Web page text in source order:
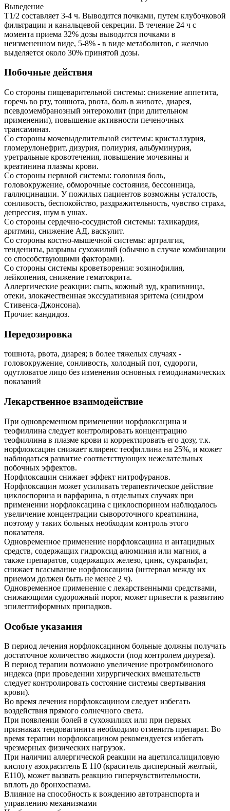
Выведение
T1/2 составляет 3-4 ч. Выводится почками, путем клубочковой
фильтрации и канальцевой секреции. В течение 24 ч с
момента приема 32% дозы выводится почками в
неизмененном виде, 5-8% - в виде метаболитов, с желчью
выделяется около 30% принятой дозы.
Побочные действия
Со стороны пищеварительной системы: снижение аппетита,
горечь во рту, тошнота, рвота, боль в животе, диарея,
псевдомембранозный энтероколит (при длительном
применении), повышение активности печеночных
трансаминаз.
Со стороны мочевыделительной системы: кристаллурия,
гломерулонефрит, дизурия, полиурия, альбуминурия,
уретральные кровотечения, повышение мочевины и
креатинина плазмы крови.
Со стороны нервной системы: головная боль,
головокружение, обморочные состояния, бессонница,
галлюцинации. У пожилых пациентов возможны усталость,
сонливость, беспокойство, раздражительность, чувство страха,
депрессия, шум в ушах.
Со стороны сердечно-сосудистой системы: тахикардия,
аритмии, снижение АД, васкулит.
Со стороны костно-мышечной системы: артралгия,
тендениты, разрывы сухожилий (обычно в случае комбинации
со способствующими факторами).
Со стороны системы кроветворения: эозинофилия,
лейкопения, снижение гематокрита.
Аллергические реакции: сыпь, кожный зуд, крапивница,
отеки, злокачественная экссудативная эритема (синдром
Стивенса-Джонсона).
Прочие: кандидоз.
Передозировка
тошнота, рвота, диарея; в более тяжелых случаях -
головокружение, сонливость, холодный пот, судороги,
одутловатое лицо без изменения основных гемодинамических
показаний
Лекарственное взаимодействие
При одновременном применении норфлоксацина и
теофиллина следует контролировать концентрацию
теофиллина в плазме крови и корректировать его дозу, т.к.
норфлоксацин снижает клиренс теофиллина на 25%, и может
наблюдаться развитие соответствующих нежелательных
побочных эффектов.
Норфлоксацин снижает эффект нитрофуранов.
Норфлоксацин может усиливать терапевтическое действие
циклоспорина и варфарина, в отдельных случаях при
применении норфлоксацина с циклоспорином наблюдалось
увеличение концентрации сывороточного креатинина,
поэтому у таких больных необходим контроль этого
показателя.
Одновременное применение норфлоксацина и антацидных
средств, содержащих гидроксид алюминия или магния, а
также препаратов, содержащих железо, цинк, сукральфат,
снижает всасывание норфлоксацина (интервал между их
приемом должен быть не менее 2 ч).
Одновременное применение с лекарственными средствами,
снижающими судорожный порог, может привести к развитию
эпилептиформных припадков.
Особые указания
В период лечения норфлоксацином больные должны получать
достаточное количество жидкости (под контролем диуреза).
В период терапии возможно увеличение протромбинового
индекса (при проведении хирургических вмешательств
следует контролировать состояние системы свертывания
крови).
Во время лечения норфлоксацином следует избегать
воздействия прямого солнечного света.
При появлении болей в сухожилиях или при первых
признаках тендовагинита необходимо отменить препарат. Во
время терапии норфлоксацином рекомендуется избегать
чрезмерных физических нагрузок.
При наличии аллергической реакции на ацетилсалициловую
кислоту азокраситель Е 110 (краситель дисперсный желтый,
Е110), может вызвать реакцию гиперчувствительности,
вплоть до бронхоспазма.
Влияние на способность к вождению автотранспорта и
управлению механизмами